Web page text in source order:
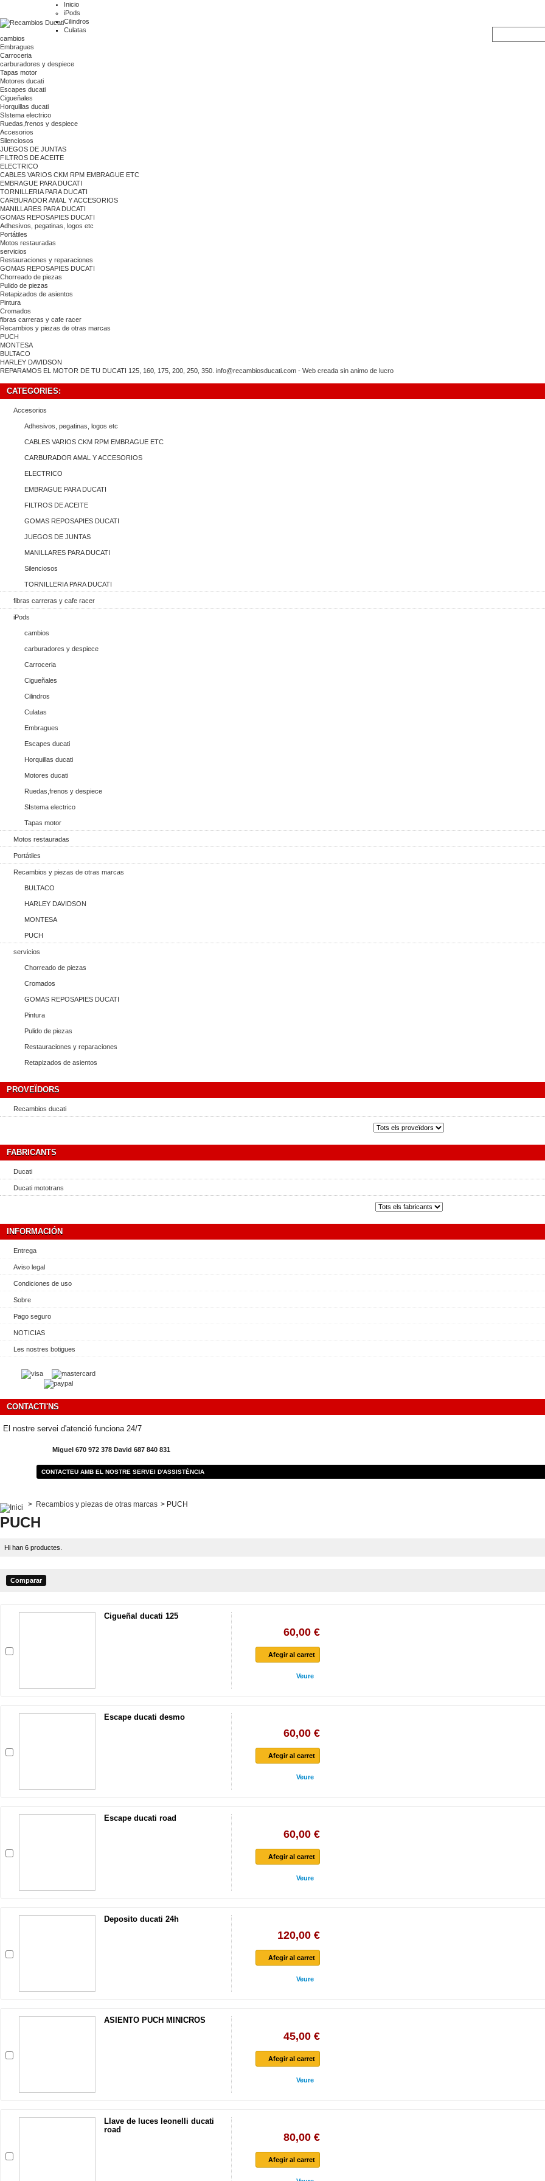
Inicio
iPods
Cilindros
Culatas
cambios
Embragues
Carroceria
carburadores y despiece
Tapas motor
Motores ducati
Escapes ducati
Cigueñales
Horquillas ducati
SIstema electrico
Ruedas,frenos y despiece
Accesorios
Silenciosos
JUEGOS DE JUNTAS
FILTROS DE ACEITE
ELECTRICO
CABLES VARIOS CKM RPM EMBRAGUE ETC
EMBRAGUE PARA DUCATI
TORNILLERIA PARA DUCATI
CARBURADOR AMAL Y ACCESORIOS
MANILLARES PARA DUCATI
GOMAS REPOSAPIES DUCATI
Adhesivos, pegatinas, logos etc
Portátiles
Motos restauradas
servicios
Restauraciones y reparaciones
GOMAS REPOSAPIES DUCATI
Chorreado de piezas
Pulido de piezas
Retapizados de asientos
Pintura
Cromados
fibras carreras y cafe racer
Recambios y piezas de otras marcas
PUCH
MONTESA
BULTACO
HARLEY DAVIDSON
REPARAMOS EL MOTOR DE TU DUCATI 125, 160, 175, 200, 250, 350. info@recambiosducati.com - Web creada sin animo de lucro
CATEGORIES:
Accesorios
Adhesivos, pegatinas, logos etc
CABLES VARIOS CKM RPM EMBRAGUE ETC
CARBURADOR AMAL Y ACCESORIOS
ELECTRICO
EMBRAGUE PARA DUCATI
FILTROS DE ACEITE
GOMAS REPOSAPIES DUCATI
JUEGOS DE JUNTAS
MANILLARES PARA DUCATI
Silenciosos
TORNILLERIA PARA DUCATI
fibras carreras y cafe racer
iPods
cambios
carburadores y despiece
Carroceria
Cigueñales
Cilindros
Culatas
Embragues
Escapes ducati
Horquillas ducati
Motores ducati
Ruedas,frenos y despiece
SIstema electrico
Tapas motor
Motos restauradas
Portátiles
Recambios y piezas de otras marcas
BULTACO
HARLEY DAVIDSON
MONTESA
PUCH
servicios
Chorreado de piezas
Cromados
GOMAS REPOSAPIES DUCATI
Pintura
Pulido de piezas
Restauraciones y reparaciones
Retapizados de asientos
PROVEÏDORS
Recambios ducati
FABRICANTS
Ducati
Ducati mototrans
INFORMACIÓN
Entrega
Aviso legal
Condiciones de uso
Sobre
Pago seguro
NOTICIAS
Les nostres botigues
CONTACTI'NS
El nostre servei d'atenció funciona 24/7
Miguel 670 972 378 David 687 840 831
CONTACTEU AMB EL NOSTRE SERVEI D'ASSISTÈNCIA
> Recambios y piezas de otras marcas > PUCH
PUCH
Hi han 6 productes.
Cigueñal ducati 125
60,00 €
Afegir al carret
Veure
Escape ducati desmo
60,00 €
Afegir al carret
Veure
Escape ducati road
60,00 €
Afegir al carret
Veure
Deposito ducati 24h
120,00 €
Afegir al carret
Veure
ASIENTO PUCH MINICROS
45,00 €
Afegir al carret
Veure
Llave de luces leonelli ducati
road
80,00 €
Afegir al carret